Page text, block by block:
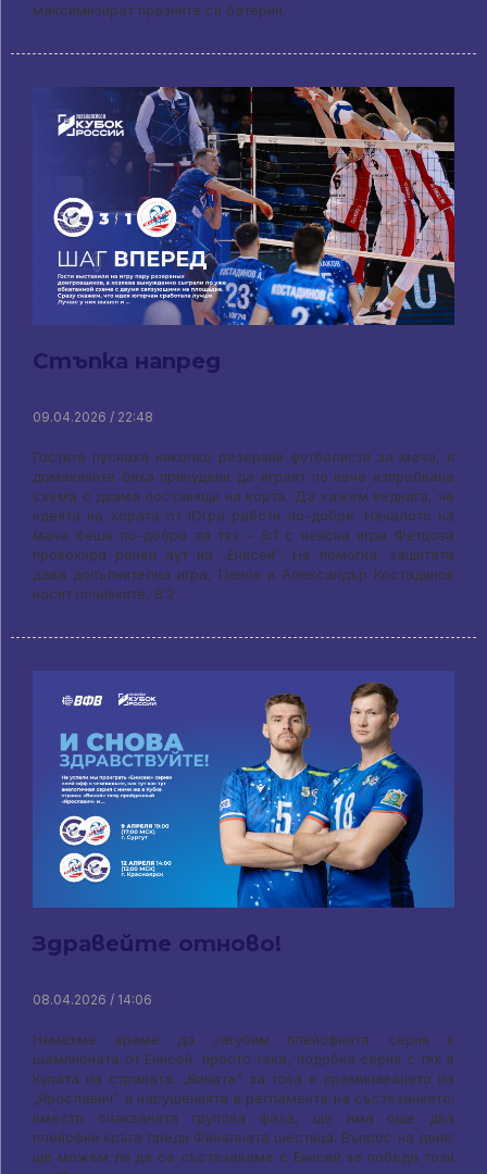
максимизират празните си батерии.
Стъпка напред
09.04.2026 / 22:48
Гостите пуснаха няколко резервни футболисти за мача, и
домакините бяха принудени да играят по вече изпробвана
схема с двама поставящи на корта. Да кажем веднага, че
идеята на хората от Югра работи по-добре. Началото на
мача беше по-добро за тях - 5:1 с неясна игра Фетцова
провокира ранен аут на „Енисей“. Не помогна: защитата
дава допълнителна игра, Панов и Александър Костадинов
носят почивките, 8:2.
Здравейте отново!
08.04.2026 / 14:06
Нямахме време да загубим плейофната серия в
шампионата от Енисей, просто така, подобна серия с тях в
Купата на страната. „Вината“ за това е преминаването на
„Ярославич“ и нарушенията в регламента на състезанието:
вместо очакваната групова фаза, ще има още два
плейофни кръга преди Финалната шестица. Въпрос на деня:
ще можем ли да се състезаваме с Енисей за победа този